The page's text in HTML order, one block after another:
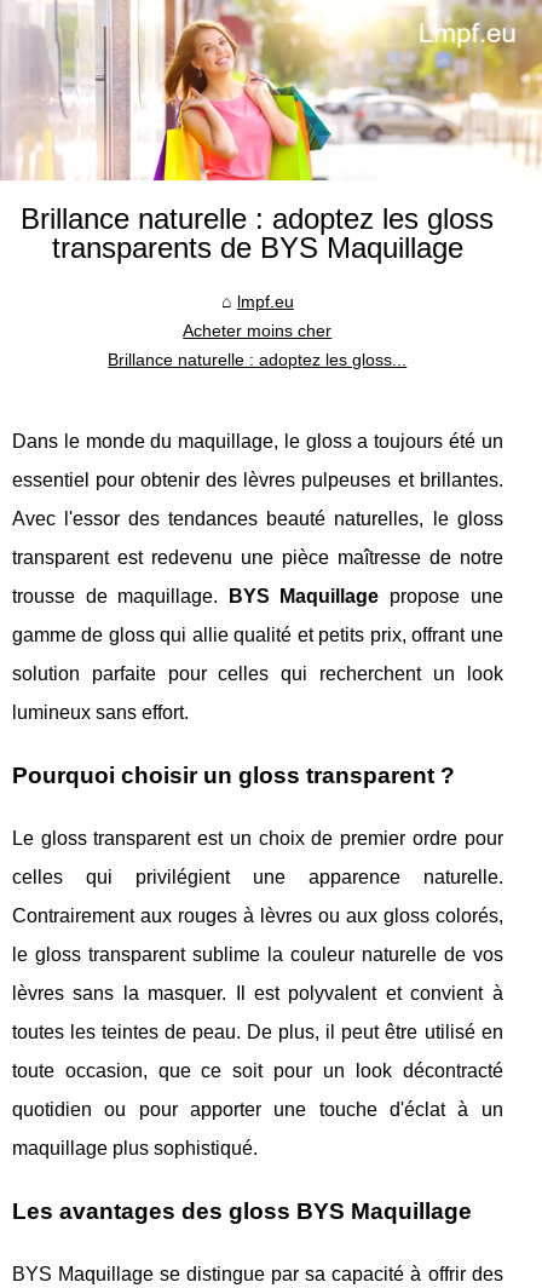
Brillance naturelle : adoptez les gloss
transparents de BYS Maquillage
lmpf.eu
Acheter moins cher
Brillance naturelle : adoptez les gloss...
Dans le monde du maquillage, le gloss a toujours été un
essentiel pour obtenir des lèvres pulpeuses et brillantes.
Avec l'essor des tendances beauté naturelles, le gloss
transparent est redevenu une pièce maîtresse de notre
trousse de maquillage.
BYS Maquillage propose une
gamme de gloss qui allie qualité et petits prix, offrant une
solution parfaite pour celles qui recherchent un look
lumineux sans effort.
Pourquoi choisir un gloss transparent ?
Le gloss transparent est un choix de premier ordre pour
celles qui privilégient une apparence naturelle.
Contrairement aux rouges à lèvres ou aux gloss colorés,
le gloss transparent sublime la couleur naturelle de vos
lèvres sans la masquer. Il est polyvalent et convient à
toutes les teintes de peau. De plus, il peut être utilisé en
toute occasion, que ce soit pour un look décontracté
quotidien ou pour apporter une touche d'éclat à un
maquillage plus sophistiqué.
Les avantages des gloss BYS Maquillage
BYS Maquillage se distingue par sa capacité à offrir des